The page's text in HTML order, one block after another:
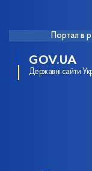
Портал в
GOV.UA
Державні сайти